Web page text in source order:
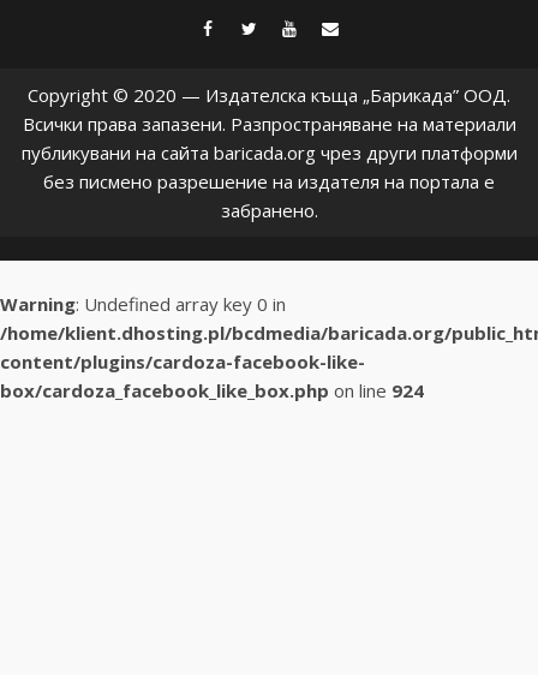
facebook
twitter
youtube
Copyright © 2020 — Издателска къща „Барикада” ООД.
Всички права запазени. Разпространяване на материали
публикувани на сайта baricada.org чрез други платформи
без писмено разрешение на издателя на портала е
забранено.
Warning: Undefined array key 0 in
/home/klient.dhosting.pl/bcdmedia/baricada.org/
content/plugins/cardoza-facebook-like-
box/cardoza_facebook_like_box.php on line 924